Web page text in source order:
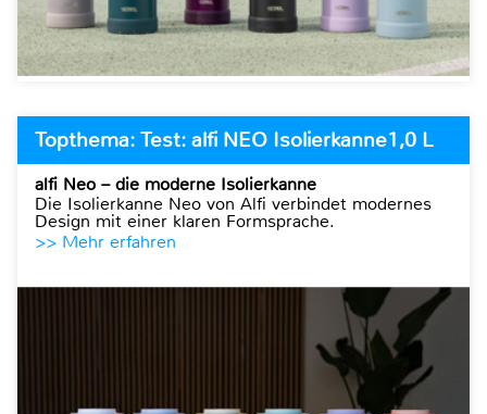
Topthema: Test: alfi NEO Isolierkanne1,0 L
alfi Neo – die moderne Isolierkanne
Die Isolierkanne Neo von Alfi verbindet modernes
Design mit einer klaren Formsprache.
>> Mehr erfahren